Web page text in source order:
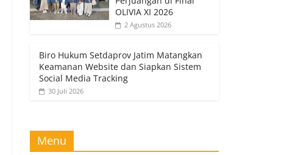
OLIVIA XI 2026
2 Agustus 2026
Biro Hukum Setdaprov Jatim Matangkan
Keamanan Website dan Siapkan Sistem
Social Media Tracking
30 Juli 2026
Menu